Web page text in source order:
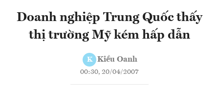
Doanh nghiệp Trung Quốc thấy
thị trường Mỹ kém hấp dẫn
K Kiều Oanh
00:30, 20/04/2007